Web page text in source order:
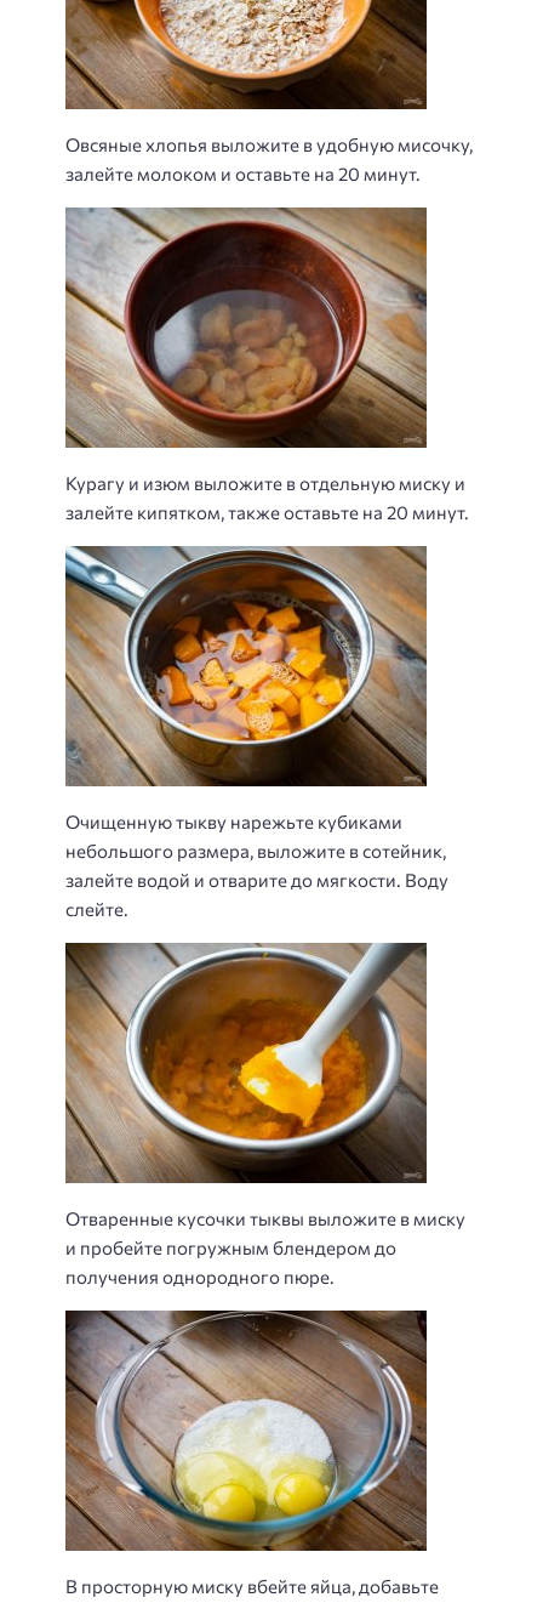
Овсяные хлопья выложите в удобную мисочку,
залейте молоком и оставьте на 20 минут.
Курагу и изюм выложите в отдельную миску и
залейте кипятком, также оставьте на 20 минут.
Очищенную тыкву нарежьте кубиками
небольшого размера, выложите в сотейник,
залейте водой и отварите до мягкости. Воду
слейте.
Отваренные кусочки тыквы выложите в миску
и пробейте погружным блендером до
получения однородного пюре.
​В просторную миску вбейте яйца, добавьте